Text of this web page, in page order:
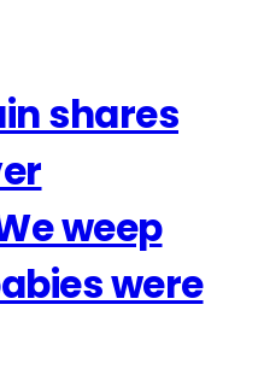
shares
weep
were